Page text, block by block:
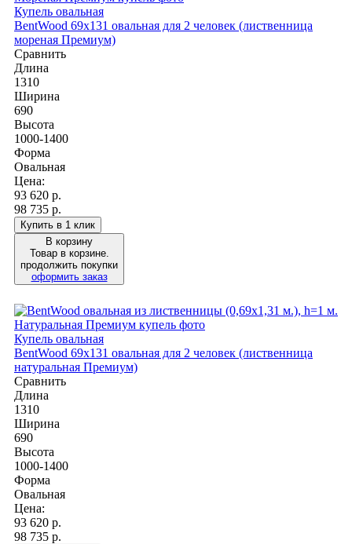
Купель овальная
BentWood 69х131 овальная для 2 человек (лиственница
мореная Премиум)
Сравнить
Длина
1310
Ширина
690
Высота
1000-1400
Форма
Овальная
Цена:
93 620 р.
98 735 р.
Купить в 1 клик
В корзину
Товар в корзине.
продолжить покупки
оформить заказ
Купель овальная
BentWood 69х131 овальная для 2 человек (лиственница
натуральная Премиум)
Сравнить
Длина
1310
Ширина
690
Высота
1000-1400
Форма
Овальная
Цена:
93 620 р.
98 735 р.